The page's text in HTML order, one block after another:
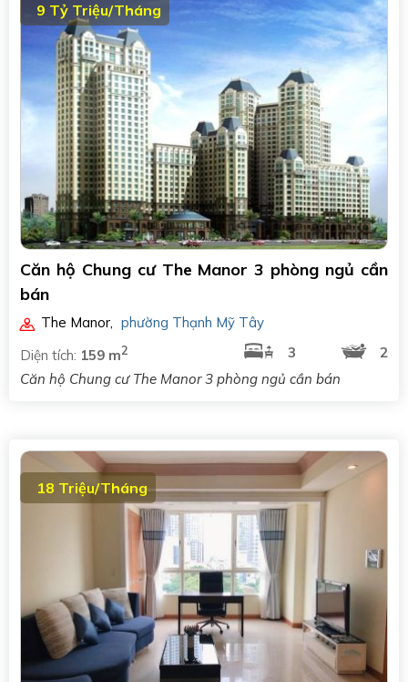
9 Tỷ Triệu/Tháng
Căn hộ Chung cư The Manor 3 phòng ngủ cần
bán
The Manor
phường Thạnh Mỹ Tây
Diện tích: 159 m2 3
2
Căn hộ Chung cư The Manor 3 phòng ngủ cần bán
18 Triệu/Tháng